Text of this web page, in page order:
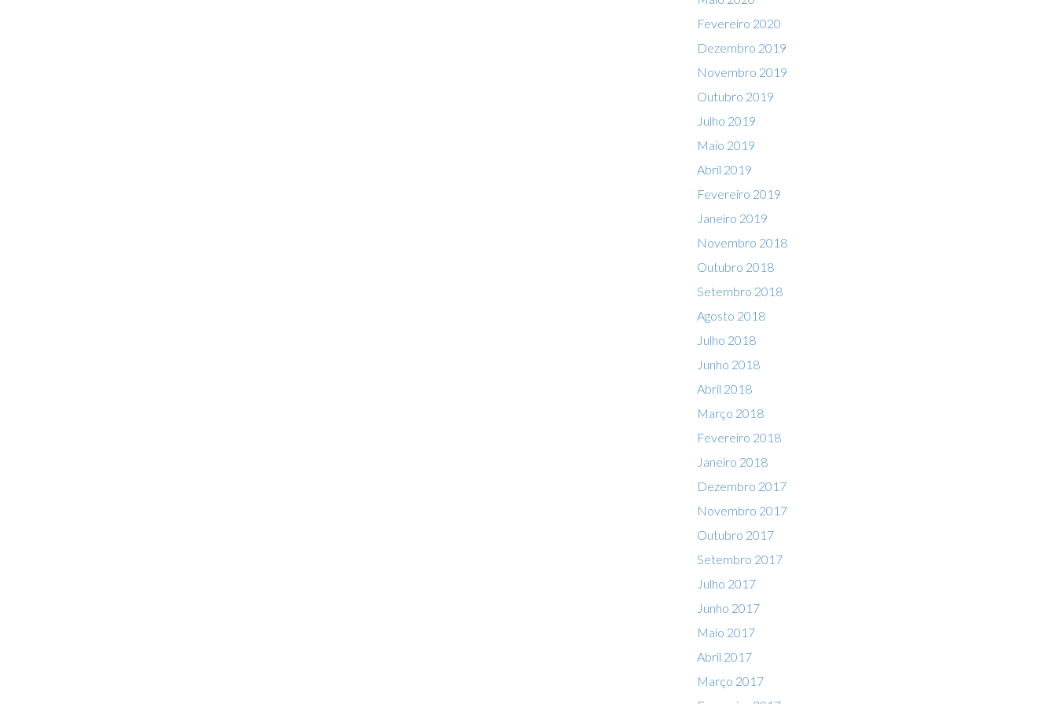
Fevereiro 2020
Dezembro 2019
Novembro 2019
Outubro 2019
Julho 2019
Maio 2019
Abril 2019
Fevereiro 2019
Janeiro 2019
Novembro 2018
Outubro 2018
Setembro 2018
Agosto 2018
Julho 2018
Junho 2018
Abril 2018
Março 2018
Fevereiro 2018
Janeiro 2018
Dezembro 2017
Novembro 2017
Outubro 2017
Setembro 2017
Julho 2017
Junho 2017
Maio 2017
Abril 2017
Março 2017